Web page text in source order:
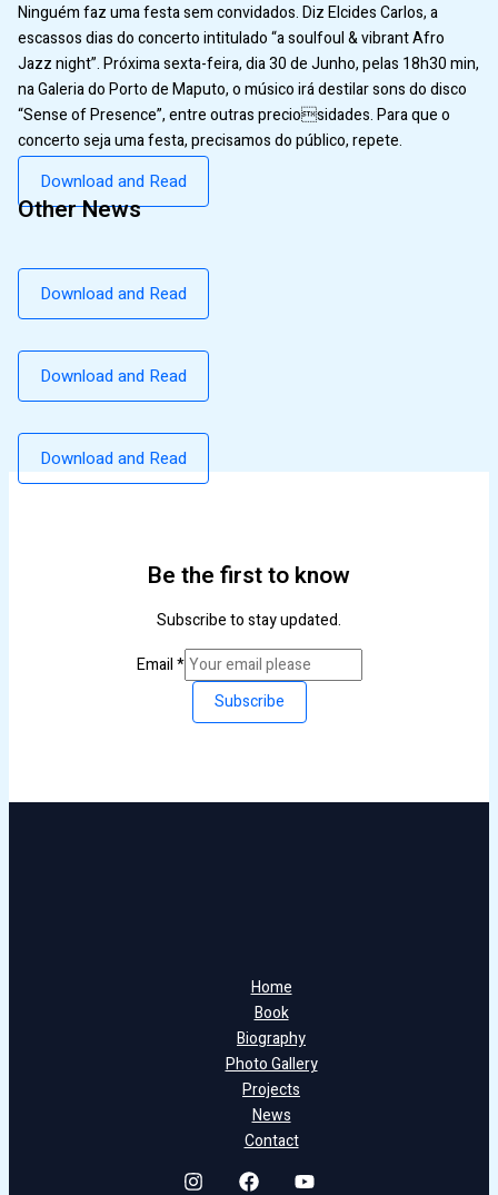
Ninguém faz uma festa sem convidados. Diz Elcides Carlos, a
escassos dias do concerto intitulado “a soulfoul & vibrant Afro
Jazz night”. Próxima sexta-feira, dia 30 de Junho, pelas 18h30 min,
na Galeria do Porto de Maputo, o músico irá destilar sons do disco
“Sense of Presence”, entre outras preciosidades. Para que o
concerto seja uma festa, precisamos do público, repete.
Download and Read
Other News
Download and Read
Download and Read
Download and Read
Be the first to know
Subscribe to stay updated.
Email*
Subscribe
Home
Book
Biography
Photo Gallery
Projects
News
Contact